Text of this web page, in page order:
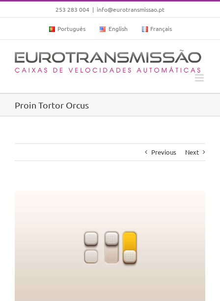
to
253 283 004 | info@eurotransmissao.pt
Português English Français
Proin Tortor Orcus
Previous Next